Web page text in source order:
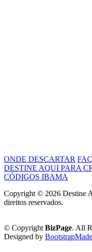
ONDE DESCARTAR
DESTINE AQUI PARA
CÓDIGOS IBAMA
Copyright © 2026 Destine
direitos reservados.
© Copyright BizPage. All
Designed by BootstrapMade